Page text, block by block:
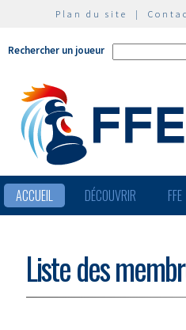
Plan du site |
Rechercher un joueur
ACCUEIL DÉCOUVRIR FFE
Liste des